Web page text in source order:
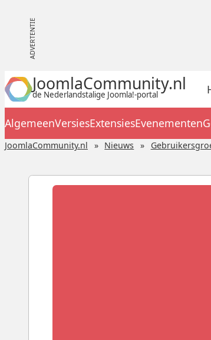
JoomlaCommunity.nl
de Nederlandstalige Joomla!-portal
AlgemeenVersiesExtensiesEvenementen
JoomlaCommunity.nl Nieuws